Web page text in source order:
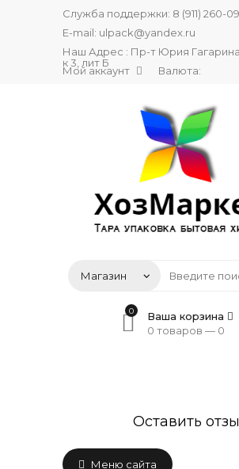
Служба поддержки: 8 (911) 260-
E-mail: ulpack@yandex.ru
Наш Адрес : Пр-т Юрия
к 3, лит Б
Мой аккаунт Валюта:
0
Ваша корзина
0 товаров — 0
Оставить
Меню сайта